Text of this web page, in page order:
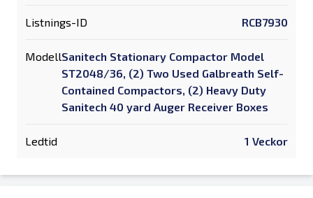
Listnings-ID RCB7930
ModellSanitech Stationary Compactor Model
ST2048/36, (2) Two Used Galbreath Self-
Contained Compactors, (2) Heavy Duty
Sanitech 40 yard Auger Receiver Boxes
Ledtid 1 Veckor